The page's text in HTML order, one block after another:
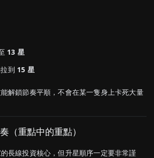
13 星
到 15 星
解鎖節奏平順，不會在某一隻身上卡死大量
（重點中的重點）
長線投資核心，但升星順序一定要非常謹